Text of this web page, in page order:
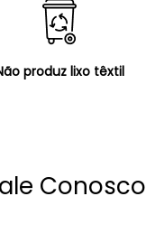
produz lixo têxtil
Conosco